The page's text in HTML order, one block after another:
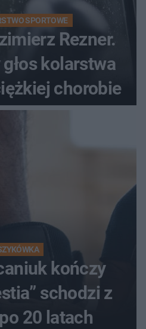
SPORTOWE
Rezner.
kolarstwa
chorobie
kończy
schodzi z
20 latach